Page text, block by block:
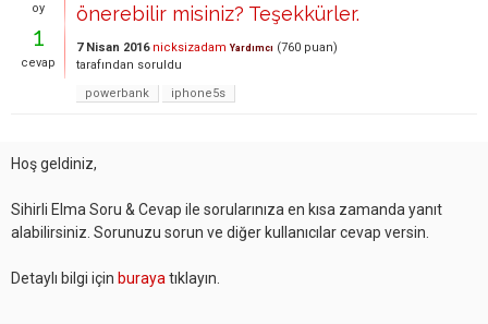
oy
1
cevap
önerebilir misiniz? Teşekkürler.
7 Nisan 2016 nicksizadam Yardımcı (760 puan)
tarafından soruldu
powerbank
iphone5s
Hoş geldiniz,
Sihirli Elma Soru & Cevap ile sorularınıza en kısa zamanda yanıt
alabilirsiniz. Sorunuzu sorun ve diğer kullanıcılar cevap versin.
Detaylı bilgi için buraya tıklayın.